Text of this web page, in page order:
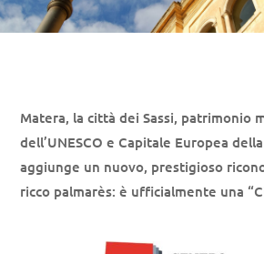
Matera, la città dei Sassi, patrimonio
dell’UNESCO e Capitale Europea
aggiunge un nuovo, prestigioso
ricco palmarès: è ufficialmente una